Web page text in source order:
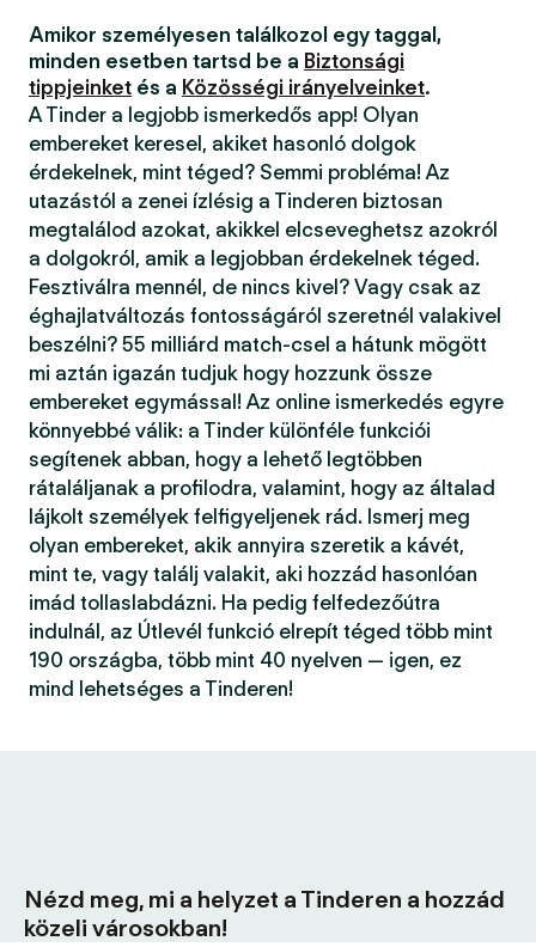
Amikor személyesen találkozol egy taggal,
minden esetben tartsd be a Biztonsági
tippjeinket és a Közösségi irányelveinket.
A Tinder a legjobb ismerkedős app! Olyan
embereket keresel, akiket hasonló dolgok
érdekelnek, mint téged? Semmi probléma! Az
utazástól a zenei ízlésig a Tinderen biztosan
megtalálod azokat, akikkel elcseveghetsz azokról
a dolgokról, amik a legjobban érdekelnek téged.
Fesztiválra mennél, de nincs kivel? Vagy csak az
éghajlatváltozás fontosságáról szeretnél valakivel
beszélni? 55 milliárd match-csel a hátunk mögött
mi aztán igazán tudjuk hogy hozzunk össze
embereket egymással! Az online ismerkedés egyre
könnyebbé válik: a Tinder különféle funkciói
segítenek abban, hogy a lehető legtöbben
rátaláljanak a profilodra, valamint, hogy az általad
lájkolt személyek felfigyeljenek rád. Ismerj meg
olyan embereket, akik annyira szeretik a kávét,
mint te, vagy találj valakit, aki hozzád hasonlóan
imád tollaslabdázni. Ha pedig felfedezőútra
indulnál, az Útlevél funkció elrepít téged több mint
190 országba, több mint 40 nyelven — igen, ez
mind lehetséges a Tinderen!
Nézd meg, mi a helyzet a Tinderen a hozzád
közeli városokban!